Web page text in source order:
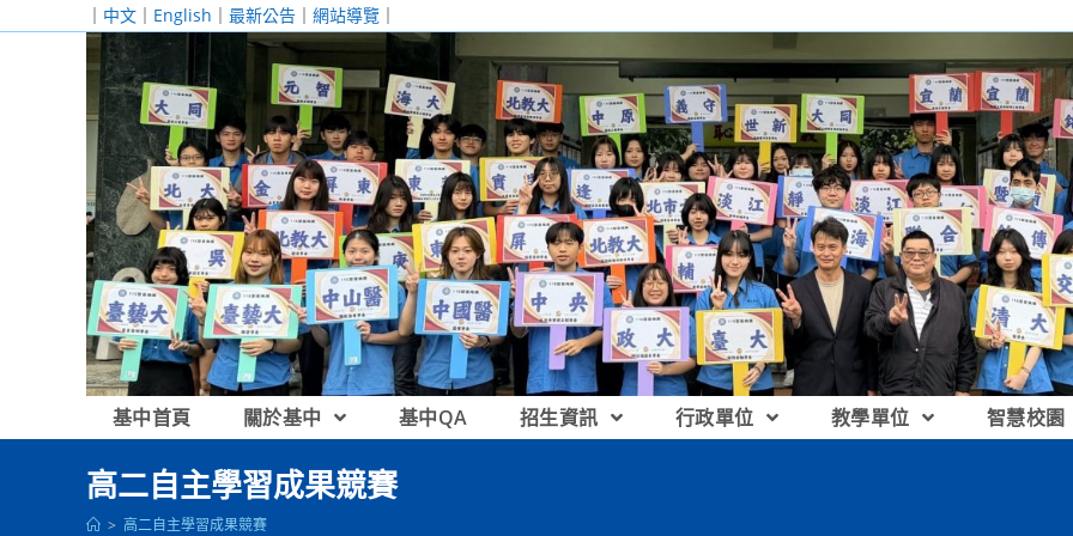
｜ 中文 ｜ English ｜ 最新公告 ｜ 網站導覽 ｜
基中首頁 關於基中 基中QA 招生資訊 行政單位 教學單位 智慧校園
高二自主學習成果競賽
> 高二自主學習成果競賽